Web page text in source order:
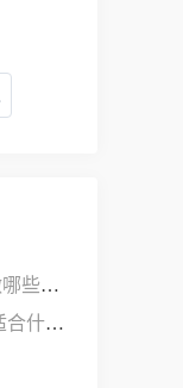
从办公室迁移到IDC机房，需要做哪些网络改造？
100M、500M、1G企业专线分别适合什么公司？